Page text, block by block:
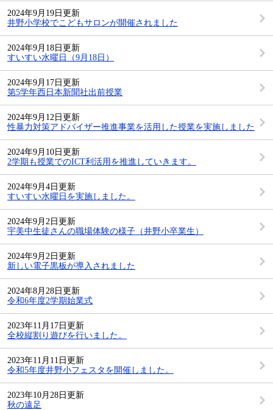
2024年9月19日更新
井野小学校でこどもサロンが開催されました
2024年9月18日更新
すいすい水曜日（9月18日）
2024年9月17日更新
第5学年西日本新聞社出前授業
2024年9月12日更新
性暴力対策アドバイザー推進事業を活用した授業を実施しました
2024年9月10日更新
2学期も授業でのICT利活用を推進していきます。
2024年9月4日更新
すいすい水曜日を実施しました。
2024年9月2日更新
宇美中生徒さんの職場体験の様子（井野小卒業生）
2024年9月2日更新
新しい電子黒板が導入されました
2024年8月28日更新
令和6年度2学期始業式
2023年11月17日更新
全校縦割り遊びを行いました。
2023年11月11日更新
令和5年度井野小フェスタを開催しました。
2023年10月28日更新
秋の遠足